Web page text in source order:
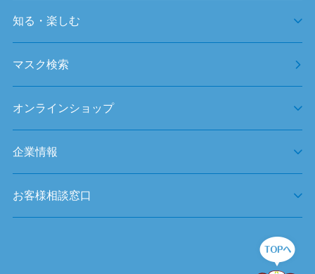
知る・楽しむ
マスク検索
オンラインショップ
企業情報
お客様相談窓口